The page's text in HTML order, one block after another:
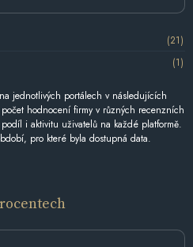
(21)
(1)
jednotlivých portálech v následujících
hodnocení firmy v různých recenzních
i aktivitu uživatelů na každé platformě.
pro které byla dostupná data.